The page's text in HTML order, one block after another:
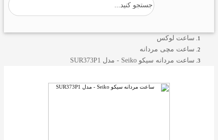
ساعت لوکس
ساعت مچی مردانه
ساعت مردانه سیکو Seiko - مدل SUR373P1